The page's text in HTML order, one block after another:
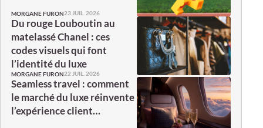
MORGANE FURON23 JUIL. 2026
Du rouge Louboutin au
matelassé Chanel : ces
codes visuels qui font
l’identité du luxe
MORGANE FURON22 JUIL. 2026
Seamless travel : comment
le marché du luxe réinvente
l’expérience client…